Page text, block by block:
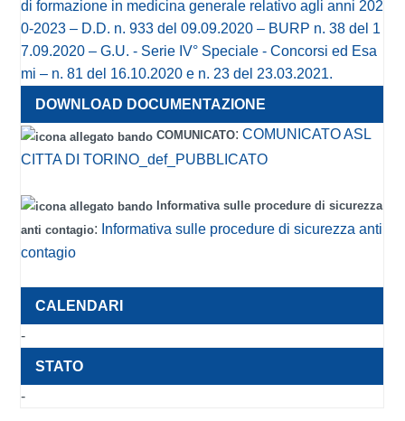
di formazione in medicina generale relativo agli anni 202
0-2023 – D.D. n. 933 del 09.09.2020 – BURP n. 38 del 1
7.09.2020 – G.U. - Serie IV° Speciale - Concorsi ed Esa
mi – n. 81 del 16.10.2020 e n. 23 del 23.03.2021.
COMUNICATO:COMUNICATO ASL
CITTA DI TORINO_def_PUBBLICATO
Informativa sulle procedure di sicurezza
anti contagio: Informativa sulle procedure di sicurezza anti
contagio
-
-